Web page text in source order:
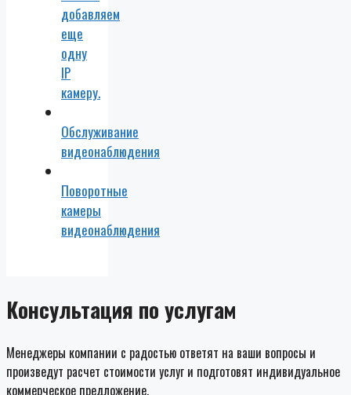
добавляем
еще
одну
IP
камеру.
Обслуживание
видеонаблюдения
Поворотные
камеры
видеонаблюдения
Консультация по услугам
Менеджеры компании с радостью ответят на ваши вопросы и
произведут расчет стоимости услуг и подготовят индивидуальное
коммерческое предложение.